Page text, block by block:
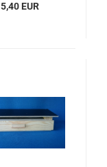
5,40 EUR